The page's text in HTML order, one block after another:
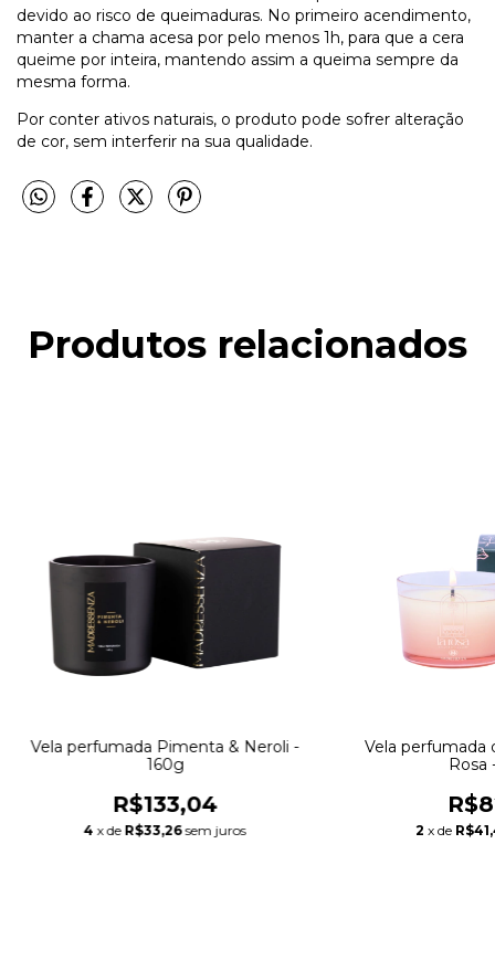
devido ao risco de queimaduras. No primeiro acendimento,
manter a chama acesa por pelo menos 1h, para que a cera
queime por inteira, mantendo assim a queima sempre da
mesma forma.
Por conter ativos naturais, o produto pode sofrer alteração
de cor, sem interferir na sua qualidade.
Produtos relacionados
Vela perfumada Pimenta & Neroli -
160g
R$133,04
4 x de R$33,26 sem juros
Vela perfumada
Rosa
2 x de